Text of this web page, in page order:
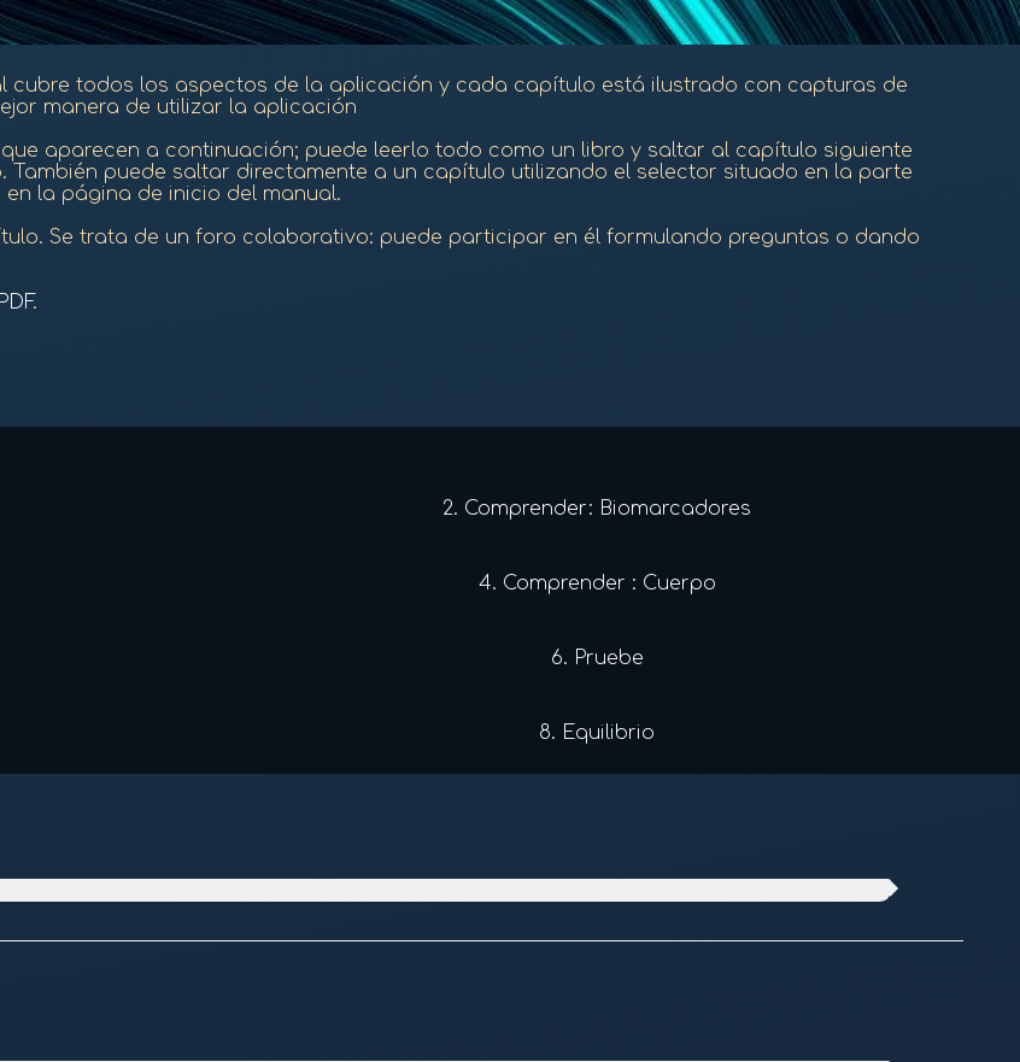
cubre todos los aspectos de la aplicación y cada capítulo está ilustrado con capturas de
manera de utilizar la aplicación
aparecen a continuación; puede leerlo todo como un libro y saltar al capítulo siguiente
También puede saltar directamente a un capítulo utilizando el selector situado en la parte
la página de inicio del manual.
Se trata de un foro colaborativo: puede participar en él formulando preguntas o dando
.
2. Comprender: Biomarcadores
4. Comprender : Cuerpo
6. Pruebe
8. Equilibrio